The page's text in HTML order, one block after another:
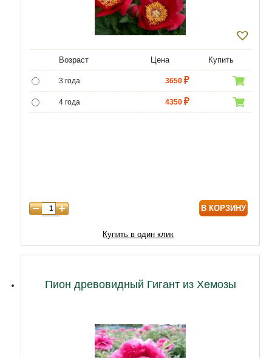
Возраст Цена Купить
3 года 3650
4 года 4350
В КОРЗИНУ
Купить в один клик
Пион древовидный Гигант из Хемозы